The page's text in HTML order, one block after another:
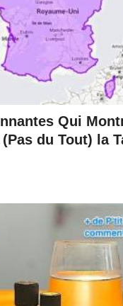
Qui
du Tout) la